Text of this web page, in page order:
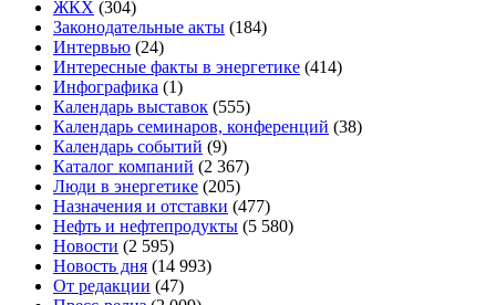
ЖКХ (304)
Законодательные акты (184)
Интервью (24)
Интересные факты в энергетике (414)
Инфографика (1)
Календарь выставок (555)
Календарь семинаров, конференций (38)
Календарь событий (9)
Каталог компаний (2 367)
Люди в энергетике (205)
Назначения и отставки (477)
Нефть и нефтепродукты (5 580)
Новости (2 595)
Новость дня (14 993)
От редакции (47)